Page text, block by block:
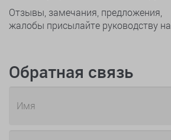
Отзывы, замечания, предложения,
жалобы присылайте руководству на
Обратная связь